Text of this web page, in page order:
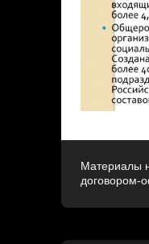
Материалы
договором-